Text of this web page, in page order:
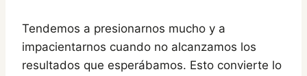
Tendemos a presionarnos mucho y a
impacientarnos cuando no alcanzamos los
resultados que esperábamos. Esto convierte lo